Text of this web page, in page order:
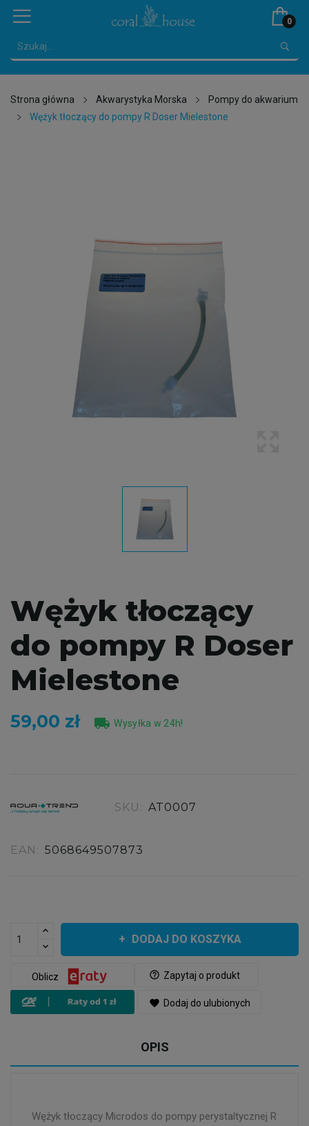
0
Strona główna Akwarystyka Morska
Pompy do akwarium
Wężyk tłoczący do pompy R Doser Mielestone
Wężyk tłoczący
do pompy R Doser
Mielestone
59,00 zł local_shipping Wysyłka w 24h!
SKU: AT0007
EAN: 5068649507873
DODAJ DO KOSZYKA
help_outline Zapytaj o produkt
Oblicz
favorite Dodaj do ulubionych
OPIS
Wężyk tłoczący Microdos do pompy perystaltycznej R